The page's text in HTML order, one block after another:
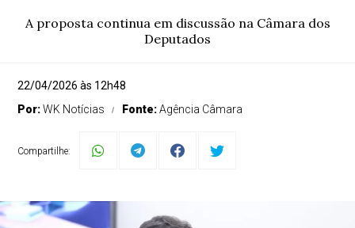
A proposta continua em discussão na Câmara dos
Deputados
22/04/2026 às 12h48
Por:WK Notícias Fonte:Agência Câmara
Compartilhe: